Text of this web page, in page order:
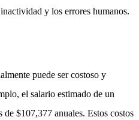
y los errores humanos.
puede ser costoso y
el salario estimado de un
$107,377 anuales. Estos costos